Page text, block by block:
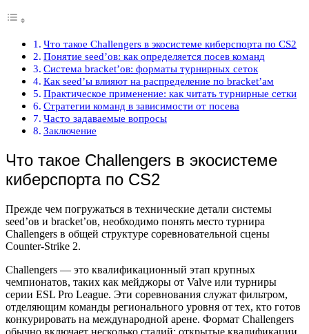
Что такое Challengers в экосистеме киберспорта по CS2
Понятие seed’ов: как определяется посев команд
Система bracket’ов: форматы турнирных сеток
Как seed’ы влияют на распределение по bracket’ам
Практическое применение: как читать турнирные сетки
Стратегии команд в зависимости от посева
Часто задаваемые вопросы
Заключение
Что такое Challengers в экосистеме
киберспорта по CS2
Прежде чем погружаться в технические детали системы
seed’ов и bracket’ов, необходимо понять место турнира
Challengers в общей структуре соревновательной сцены
Counter-Strike 2.
Challengers — это квалификационный этап крупных
чемпионатов, таких как мейджоры от Valve или турниры
серии ESL Pro League. Эти соревнования служат фильтром,
отделяющим команды регионального уровня от тех, кто готов
конкурировать на международной арене. Формат Challengers
обычно включает несколько стадий: открытые квалификации,